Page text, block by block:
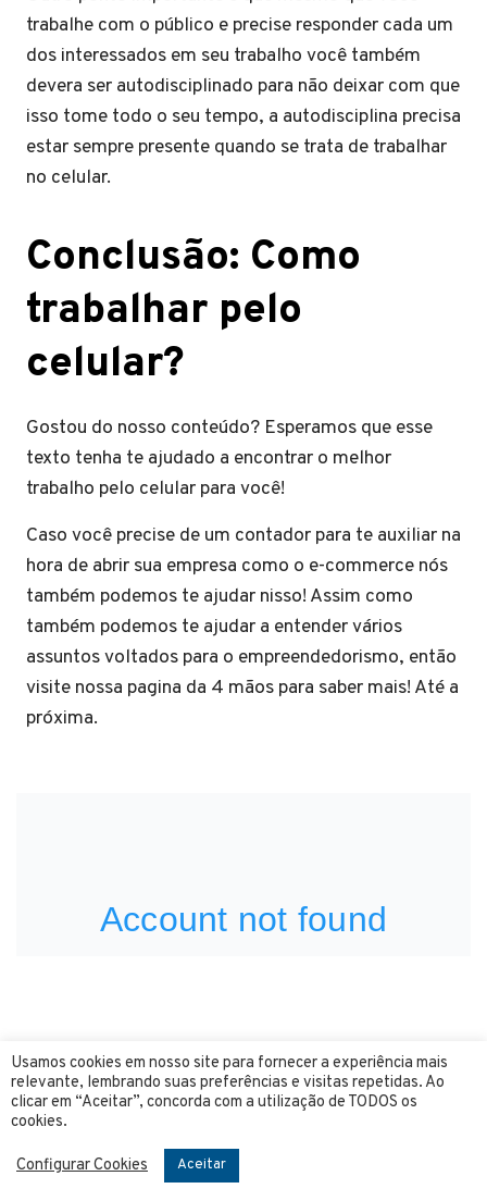
trabalhe com o público e precise responder cada um
dos interessados em seu trabalho você também
devera ser autodisciplinado para não deixar com que
isso tome todo o seu tempo, a autodisciplina precisa
estar sempre presente quando se trata de trabalhar
no celular.
Conclusão: Como
trabalhar pelo
celular?
Gostou do nosso conteúdo? Esperamos que esse
texto tenha te ajudado a encontrar o melhor
trabalho pelo celular para você!
Caso você precise de um contador para te auxiliar na
hora de abrir sua empresa como o e-commerce nós
também podemos te ajudar nisso! Assim como
também podemos te ajudar a entender vários
assuntos voltados para o empreendedorismo, então
visite nossa pagina da 4 mãos para saber mais! Até a
próxima.
entregando informações valiosas, análises
aprofundadas e orientações práticas,
Usamos cookies em nosso site para fornecer a experiência mais
relevante, lembrando suas preferências e visitas repetidas. Ao
clicar em “Aceitar”, concorda com a utilização de TODOS os
cookies.
Configurar Cookies Aceitar